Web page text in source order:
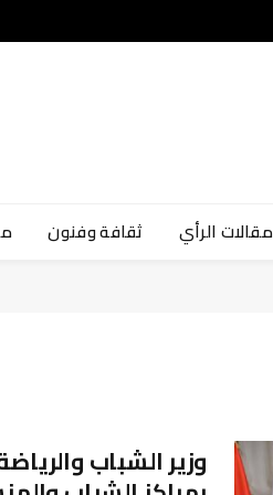
مقالات الرأي ثقافة وفنون
وزير الشباب